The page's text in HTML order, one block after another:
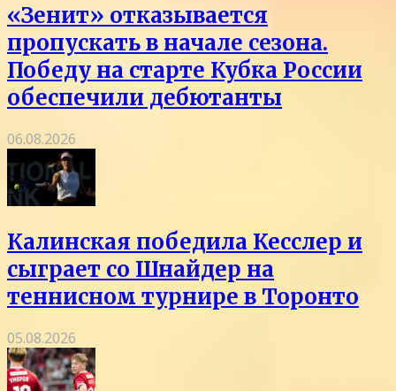
«Зенит» отказывается
пропускать в начале сезона.
Победу на старте Кубка России
обеспечили дебютанты
06.08.2026
Калинская победила Кесслер и
сыграет со Шнайдер на
теннисном турнире в Торонто
05.08.2026